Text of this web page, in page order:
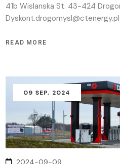
41b Wislanska St. 43-424
Dyskont.drogomysl@ctenergy.pl
READ MORE
09 SEP, 2024
2024-09-09